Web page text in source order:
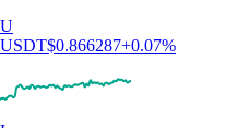
U
USDT$0.866287+0.07%